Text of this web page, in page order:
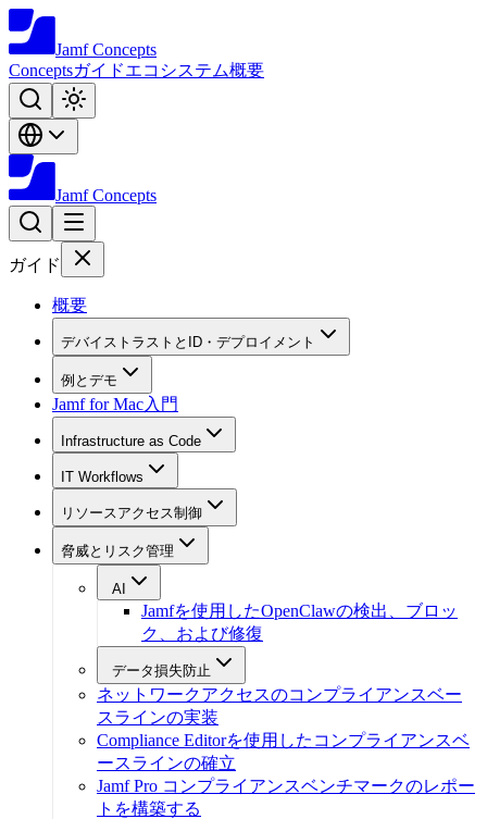
Jamf Concepts
Conceptsガイドエコシステム概要
Jamf Concepts
ガイド
概要
デバイストラストとID・デプロイメント
例とデモ
Jamf for Mac入門
Infrastructure as Code
IT Workflows
リソースアクセス制御
脅威とリスク管理
AI
Jamfを使用したOpenClawの検出、ブロッ
ク、および修復
データ損失防止
ネットワークアクセスのコンプライアンスベー
スラインの実装
Compliance Editorを使用したコンプライアンスベ
ースラインの確立
Jamf Pro コンプライアンスベンチマークのレポー
トを構築する